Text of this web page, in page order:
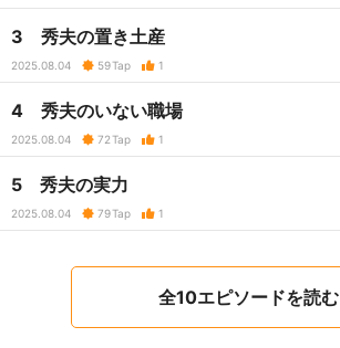
3 秀夫の置き土産
2025.08.04 59Tap 1
4 秀夫のいない職場
2025.08.04 72Tap 1
5 秀夫の実力
2025.08.04 79Tap 1
全10エピソードを読む